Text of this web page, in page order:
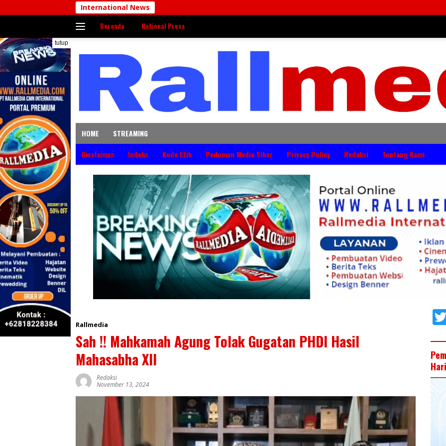
ke
International News DPRD
Beranda National Press
tutup
HOME
STREAMING
Disclaimer
Indeks Kode Etik Pedoman Media Siber Privacy Policy Redaksi Tentang Kami
Rallmedia
Sah !! Mahkamah Agung Tolak Gugatan PHDI Hasil
Mahasabha XII
Redaksi
November 13, 2024